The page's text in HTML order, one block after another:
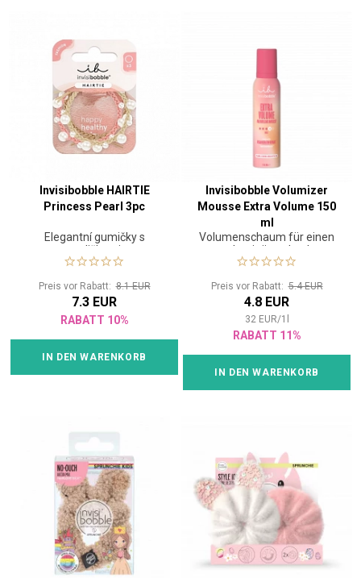
Invisibobble HAIRTIE
Princess Pearl 3pc
Elegantní gumičky s
perličkami
Preis vor Rabatt:8.1 EUR
7.3 EUR
RABATT 10%
IN DEN WARENKORB
Invisibobble Volumizer
Mousse Extra Volume 150
ml
Volumenschaum für einen
voluminösen Look
Preis vor Rabatt:5.4 EUR
4.8 EUR
32 EUR/1
RABATT 11%
IN DEN WARENKORB